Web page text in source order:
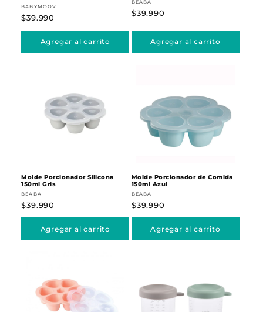
Proveedor:
BABYMOOV
Precio
habitual
$39.990
Agregar al carrito
Proveedor:
BÉABA
Precio
$39.990
Agregar al carrito
Molde Porcionador Silicona
150ml Gris
Proveedor:
BÉABA
Precio
habitual
$39.990
Agregar al carrito
Molde Porcionador de Comida
150ml Azul
Proveedor:
BÉABA
Precio
habitual
$39.990
Agregar al carrito